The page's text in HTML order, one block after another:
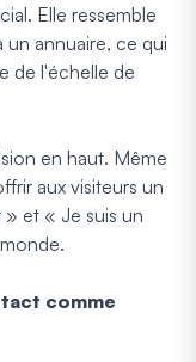
Elle ressemble
annuaire, ce qui
de l'échelle de
en haut. Même
aux visiteurs un
et « Je suis un
comme